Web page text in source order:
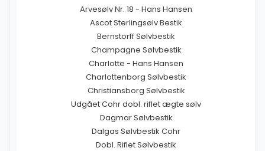
Arvesølv Nr. 18 - Hans Hansen
Ascot Sterlingsølv Bestik
Bernstorff Sølvbestik
Champagne Sølvbestik
Charlotte - Hans Hansen
Charlottenborg Sølvbestik
Christiansborg Sølvbestik
Udgået Cohr dobl. riflet ægte sølv
Dagmar Sølvbestik
Dalgas Sølvbestik Cohr
Dobl. Riflet Sølvbestik